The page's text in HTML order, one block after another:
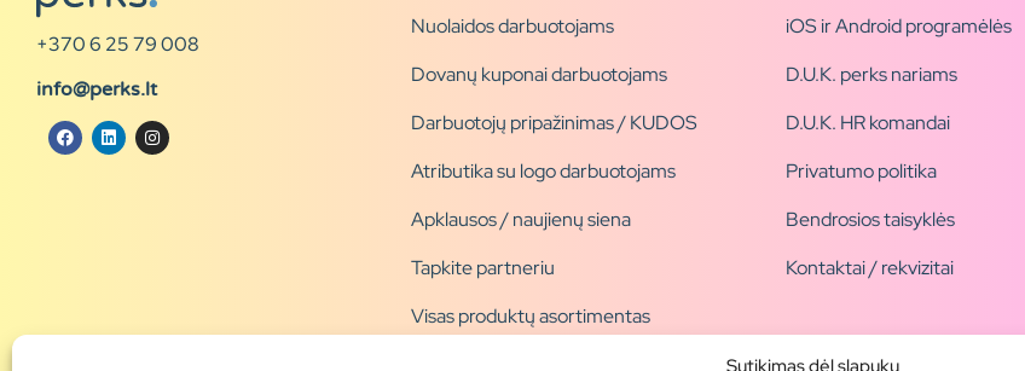
Sutikimas dėl slapukų
+370 6 25 79 008
info@perks.lt
Nuolaidos darbuotojams
Dovanų kuponai darbuotojams
Darbuotojų pripažinimas / KUDOS
Atributika su logo darbuotojams
Apklausos / naujienų siena
Tapkite partneriu
Visas produktų asortimentas
iOS ir Android programėlės
D.U.K. perks nariams
D.U.K. HR komandai
Privatumo politika
Bendrosios taisyklės
Kontaktai / rekvizitai